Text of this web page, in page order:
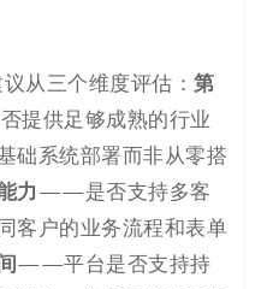
从三个维度评估： 第
提供足够成熟的行业
础系统部署而非从零搭
力 ——是否支持多客
客户的业务流程和表单
——平台是否支持持